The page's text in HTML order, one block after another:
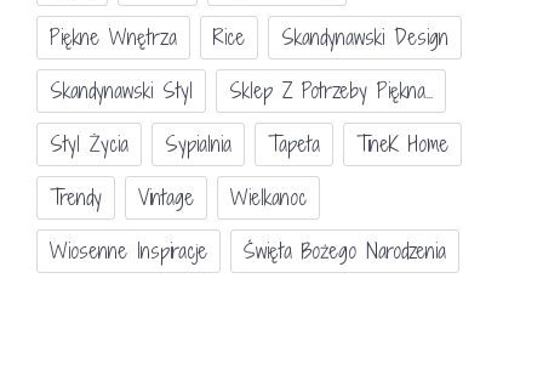
Piękne Wnętrza
Rice
Skandynawski Design
Skandynawski Styl
Sklep Z Potrzeby Piękna...
Styl Życia
Sypialnia Tapeta
TineK Home
Trendy
Vintage
Wielkanoc
Wiosenne Inspiracje
Święta Bożego Narodzenia